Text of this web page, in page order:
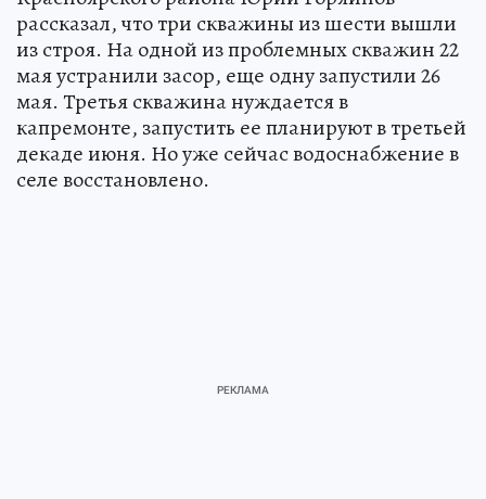
рассказал, что три скважины из шести вышли
из строя. На одной из проблемных скважин 22
мая устранили засор, еще одну запустили 26
мая. Третья скважина нуждается в
капремонте, запустить ее планируют в третьей
декаде июня. Но уже сейчас водоснабжение в
селе восстановлено.